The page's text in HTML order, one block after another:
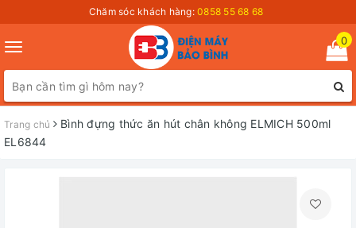
Chăm sóc khách hàng: 0858 55 68 68
Toggle
navigation
0
Trang chủ
Bình đựng thức ăn hút chân không ELMICH 500ml
EL6844